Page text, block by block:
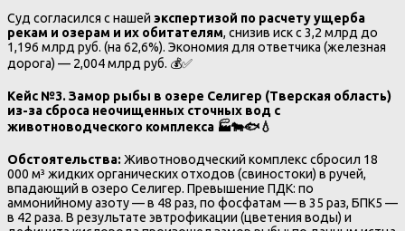
Суд согласился с нашей экспертизой по расчету ущерба
рекам и озерам и их обитателям, снизив иск с 3,2 млрд до
1,196 млрд руб. (на 62,6%). Экономия для ответчика (железная
дорога) — 2,004 млрд руб. 💰✅
Кейс №3. Замор рыбы в озере Селигер (Тверская область)
из-за сброса неочищенных сточных вод с
животноводческого комплекса 🏭🐄🐟💧
Обстоятельства:Животноводческий комплекс сбросил 18
000 м³ жидких органических отходов (свиностоки) в ручей,
впадающий в озеро Селигер. Превышение ПДК: по
аммонийному азоту — в 48 раз, по фосфатам — в 35 раз, БПК5 —
в 42 раза. В результате эвтрофикации (цветения воды) и